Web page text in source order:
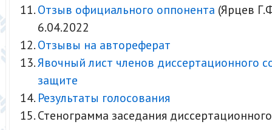
Отзыв официального оппонента (Ярцев
6.04.2022
Отзывы на автореферат
Явочный лист членов диссертационного
защите
Результаты голосования
Стенограмма заседания